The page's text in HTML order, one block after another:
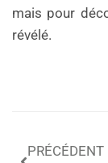
mais pour
révélé.
PRÉCÉDENT